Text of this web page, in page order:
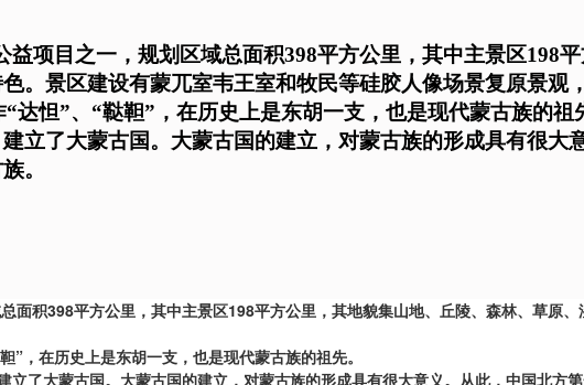
项目之一，规划区域总面积398平方公里，其中主景区198
。景区建设有蒙兀室韦王室和牧民等硅胶人像场景复原景观
怛”、“鞑靼”，在历史上是东胡一支，也是现代蒙古族的祖
立了大蒙古国。大蒙古国的建立，对蒙古族的形成具有很大
。
积398平方公里，其中主景区198平方公里，其地貌集山地、丘陵、森林、草原
，在历史上是东胡一支，也是现代蒙古族的祖先。
了大蒙古国。大蒙古国的建立，对蒙古族的形成具有很大意义。从此，中国北方